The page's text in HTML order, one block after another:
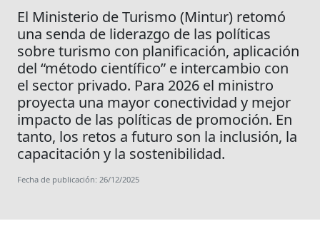
El Ministerio de Turismo (Mintur) retomó
una senda de liderazgo de las políticas
sobre turismo con planificación, aplicación
del “método científico” e intercambio con
el sector privado. Para 2026 el ministro
proyecta una mayor conectividad y mejor
impacto de las políticas de promoción. En
tanto, los retos a futuro son la inclusión, la
capacitación y la sostenibilidad.
Fecha de publicación: 26/12/2025